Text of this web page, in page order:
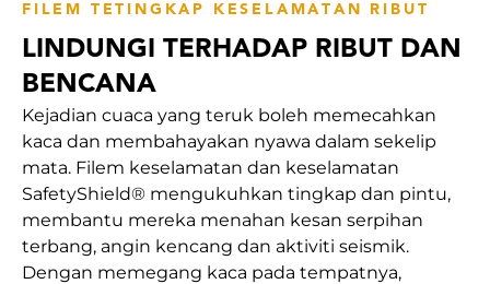
FILEM TETINGKAP KESELAMATAN RIBUT
LINDUNGI TERHADAP RIBUT DAN
BENCANA
Kejadian cuaca yang teruk boleh memecahkan
kaca dan membahayakan nyawa dalam sekelip
mata. Filem keselamatan dan keselamatan
SafetyShield® mengukuhkan tingkap dan pintu,
membantu mereka menahan kesan serpihan
terbang, angin kencang dan aktiviti seismik.
Dengan memegang kaca pada tempatnya,